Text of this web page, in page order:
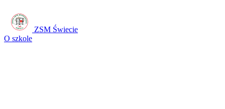
ZSM Świecie
O szkole